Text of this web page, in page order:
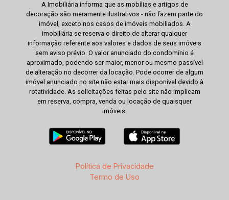
A Imobiliária informa que as mobílias e artigos de
decoração são meramente ilustrativos - não fazem parte do
imóvel, exceto nos casos de imóveis mobiliados. A
imobiliária se reserva o direito de alterar qualquer
informação referente aos valores e dados de seus imóveis
sem aviso prévio. O valor anunciado do condomínio é
aproximado, podendo ser maior, menor ou mesmo passível
de alteração no decorrer da locação. Pode ocorrer de algum
imóvel anunciado no site não estar mais disponível devido à
rotatividade. As solicitações feitas pelo site não implicam
em reserva, compra, venda ou locação de quaisquer
imóveis.
Política de Privacidade
Termo de Uso